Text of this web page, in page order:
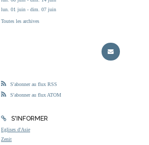
lun. 01 juin - dim. 07 juin
Toutes les archives
S'abonner au flux RSS
S'abonner au flux ATOM
S'INFORMER
Eglises d'Asie
Zenit